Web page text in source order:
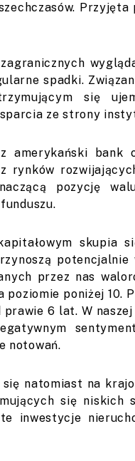
spadki.
się
ze strony
amerykański
rynków
pozycję
skupia
przez nas
poniżej 10.
6 lat. W
notowań.
natomiast na
się niskich
inwestycje